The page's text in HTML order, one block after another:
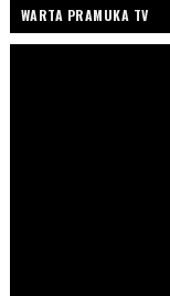
WARTA PRAMUKA TV